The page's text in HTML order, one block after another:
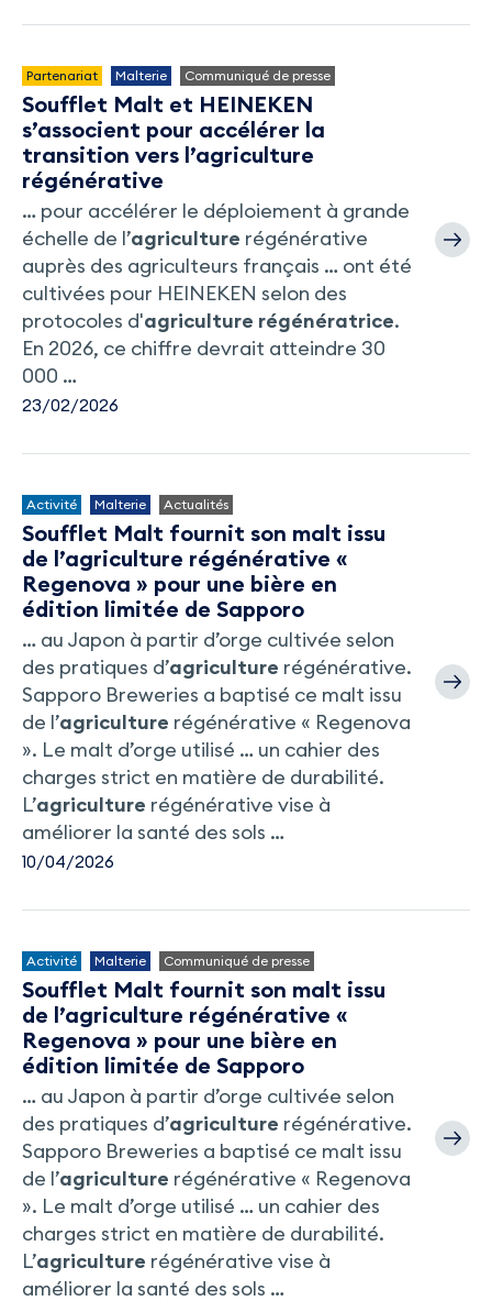
Partenariat Malterie Communiqué de presse
Soufflet Malt et HEINEKEN
s’associent pour accélérer la
transition vers l’agriculture
régénérative
… pour accélérer le déploiement à grande
échelle de l’agriculture régénérative
auprès des agriculteurs français … ont été
cultivées pour HEINEKEN selon des
protocoles d'agriculture régénératrice.
En 2026, ce chiffre devrait atteindre 30
000 …
23/02/2026
Activité Malterie Actualités
Soufflet Malt fournit son malt issu
de l’agriculture régénérative «
Regenova » pour une bière en
édition limitée de Sapporo
… au Japon à partir d’orge cultivée selon
des pratiques d’agriculture régénérative.
Sapporo Breweries a baptisé ce malt issu
de l’agriculture régénérative « Regenova
». Le malt d’orge utilisé … un cahier des
charges strict en matière de durabilité.
L’agriculture régénérative vise à
améliorer la santé des sols …
10/04/2026
Activité Malterie Communiqué de presse
Soufflet Malt fournit son malt issu
de l’agriculture régénérative «
Regenova » pour une bière en
édition limitée de Sapporo
… au Japon à partir d’orge cultivée selon
des pratiques d’agriculture régénérative.
Sapporo Breweries a baptisé ce malt issu
de l’agriculture régénérative « Regenova
». Le malt d’orge utilisé … un cahier des
charges strict en matière de durabilité.
L’agriculture régénérative vise à
améliorer la santé des sols …